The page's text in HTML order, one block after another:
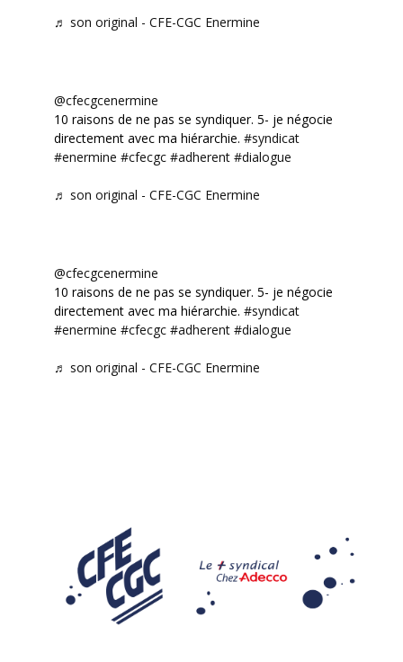
♬ son original - CFE-CGC Enermine
@cfecgcenermine
10 raisons de ne pas se syndiquer. 5- je négocie
directement avec ma hiérarchie. #syndicat
#enermine #cfecgc #adherent #dialogue
♬ son original - CFE-CGC Enermine
@cfecgcenermine
10 raisons de ne pas se syndiquer. 5- je négocie
directement avec ma hiérarchie. #syndicat
#enermine #cfecgc #adherent #dialogue
♬ son original - CFE-CGC Enermine